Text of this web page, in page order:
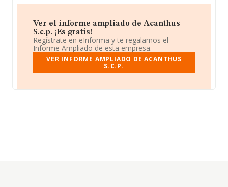
Ver el informe ampliado de Acanthus
S.c.p. ¡Es gratis!
Regístrate en eInforma y te regalamos el
Informe Ampliado de esta empresa.
VER INFORME AMPLIADO DE ACANTHUS
S.C.P.